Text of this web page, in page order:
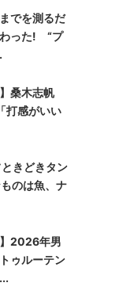
でを測るだ
わった! “プ
】桑木志帆
打感がいい
ときどきタン
のは魚、ナ
】2026年男
ゥルーテン